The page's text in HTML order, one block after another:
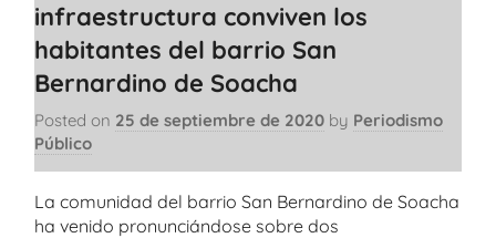
infraestructura conviven los
habitantes del barrio San
Bernardino de Soacha
Posted on 25 de septiembre de 2020 by Periodismo
Público
La comunidad del barrio San Bernardino de Soacha
ha venido pronunciándose sobre dos